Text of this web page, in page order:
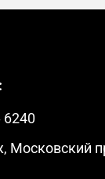
6240
Московский